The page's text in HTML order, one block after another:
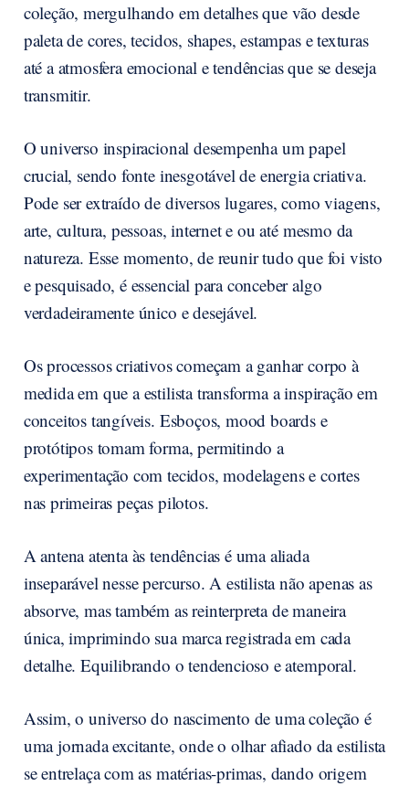
coleção, mergulhando em detalhes que vão desde
paleta de cores, tecidos, shapes, estampas e texturas
até a atmosfera emocional e tendências que se deseja
transmitir.
O universo inspiracional desempenha um papel
crucial, sendo fonte inesgotável de energia criativa.
Pode ser extraído de diversos lugares, como viagens,
arte, cultura, pessoas, internet e ou até mesmo da
natureza. Esse momento, de reunir tudo que foi visto
e pesquisado, é essencial para conceber algo
verdadeiramente único e desejável.
Os processos criativos começam a ganhar corpo à
medida em que a estilista transforma a inspiração em
conceitos tangíveis. Esboços, mood boards e
protótipos tomam forma, permitindo a
experimentação com tecidos, modelagens e cortes
nas primeiras peças pilotos.
A antena atenta às tendências é uma aliada
inseparável nesse percurso. A estilista não apenas as
absorve, mas também as reinterpreta de maneira
única, imprimindo sua marca registrada em cada
detalhe. Equilibrando o tendencioso e atemporal.
Assim, o universo do nascimento de uma coleção é
uma jornada excitante, onde o olhar afiado da estilista
se entrelaça com as matérias-primas, dando origem